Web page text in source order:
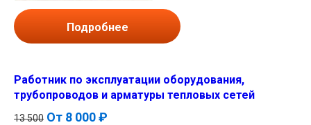
Подробнее
Работник по эксплуатации оборудования,
трубопроводов и арматуры тепловых сетей
13 500 От 8 000 ₽